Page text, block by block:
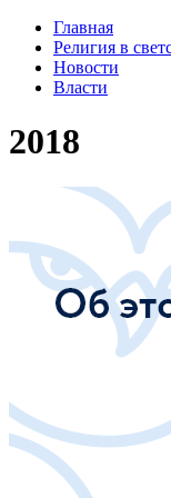
Главная
Религия в
Новости
Власти
2018